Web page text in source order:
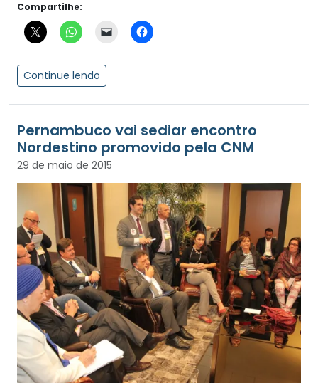
Compartilhe:
Continue lendo
Pernambuco vai sediar encontro
Nordestino promovido pela CNM
29 de maio de 2015